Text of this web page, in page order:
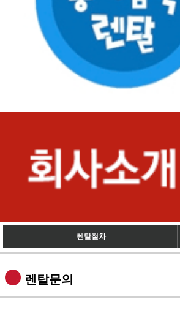
렌탈절차
렌탈문의